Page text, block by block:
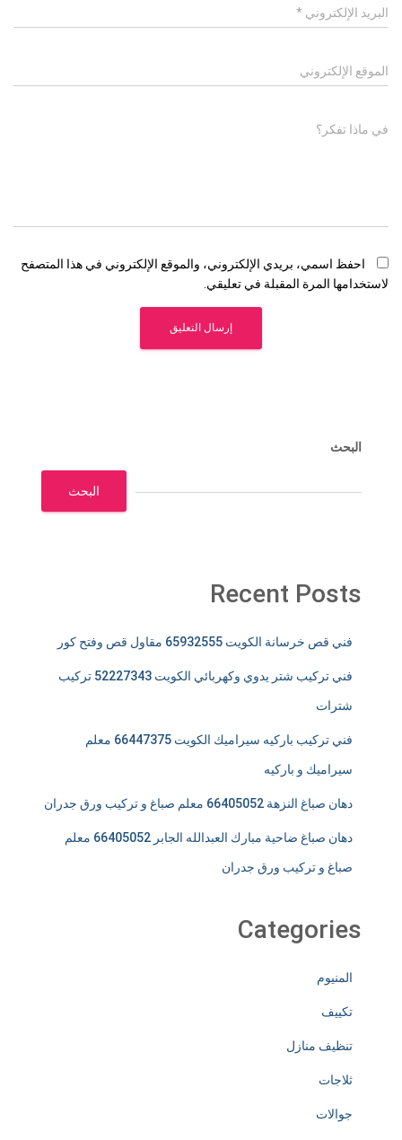
البريد الإلكتروني *
الموقع الإلكتروني
في ماذا تفكر؟
احفظ اسمي، بريدي الإلكتروني، والموقع الإلكتروني في هذا المتصفح
لاستخدامها المرة المقبلة في تعليقي.
البحث
البحث
Recent Posts
فني قص خرسانة الكويت 65932555 مقاول قص وفتح كور
فني تركيب شتر يدوي وكهربائي الكويت 52227343 تركيب
شترات
فني تركيب باركيه سيراميك الكويت 66447375 معلم
سيراميك و باركيه
دهان صباغ النزهة 66405052 معلم صباغ و تركيب ورق جدران
دهان صباغ ضاحية مبارك العبدالله الجابر 66405052 معلم
صباغ و تركيب ورق جدران
Categories
المنيوم
تكييف
تنظيف منازل
ثلاجات
جوالات